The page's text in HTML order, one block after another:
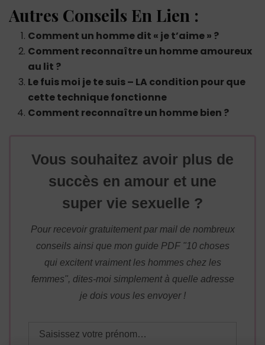
Autres Conseils En Lien :
Comment un homme dit « je t’aime » ?
Comment reconnaître un homme amoureux
au lit ?
Le fuis moi je te suis – LA condition pour que
cette technique fonctionne
Comment reconnaître un homme bien ?
Vous souhaitez avoir plus de
succès en amour et une
super vie sexuelle ?
Pour recevoir gratuitement par mail de nombreux
conseils ainsi que mon guide PDF "10 choses
qui excitent vraiment les hommes chez les
femmes", dites-moi simplement à quelle adresse
je dois vous les envoyer !